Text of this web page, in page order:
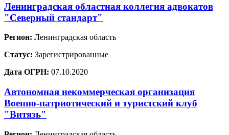
Ленинградская областная коллегия адвокатов
"Северный стандарт"
Регион: Ленинградская область
Статус: Зарегистрированные
Дата ОГРН: 07.10.2020
Автономная некоммерческая организация
Военно-патриотический и туристский клуб
"Витязь"